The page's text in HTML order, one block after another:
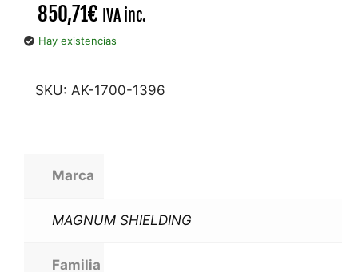
850,71€ IVA inc.
Hay existencias
SKU: AK-1700-1396
Marca
MAGNUM SHIELDING
Familia